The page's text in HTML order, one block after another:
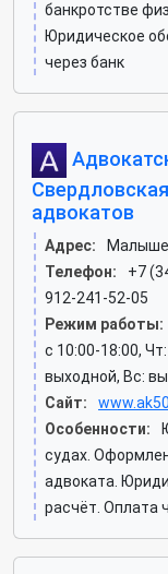
банкротстве
Юридическое
через банк
адвокатов
Адрес:
Телефон:
+7
912-241-52-05
Режим работы:
c 10:00-18:00,
выходной, Вс:
Сайт:
Особенности:
судах.
адвоката.
расчёт. Оплата